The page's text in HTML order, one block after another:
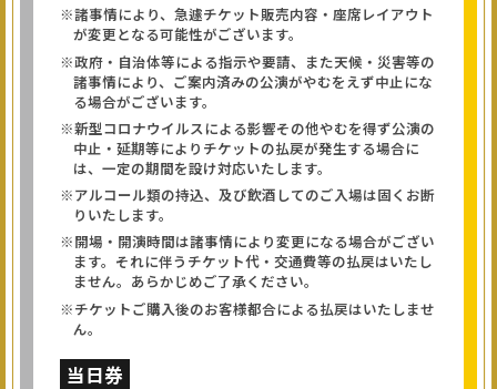
※諸事情により、急遽チケット販売内容・座席レイアウト
が変更となる可能性がございます。
※政府・自治体等による指示や要請、また天候・災害等の
諸事情により、ご案内済みの公演がやむをえず中止にな
る場合がございます。
※新型コロナウイルスによる影響その他やむを得ず公演の
中止・延期等によりチケットの払戻が発生する場合に
は、一定の期間を設け対応いたします。
※アルコール類の持込、及び飲酒してのご入場は固くお断
りいたします。
※開場・開演時間は諸事情により変更になる場合がござい
ます。それに伴うチケット代・交通費等の払戻はいたし
ません。あらかじめご了承ください。
※チケットご購入後のお客様都合による払戻はいたしませ
ん。
当日券